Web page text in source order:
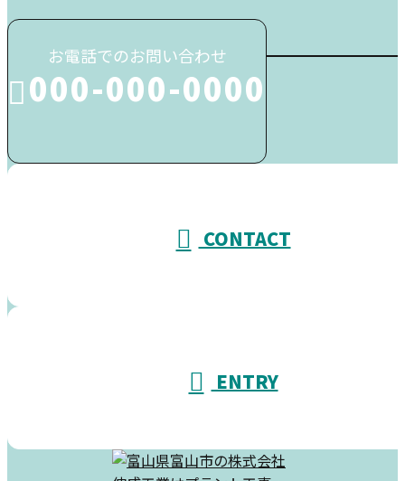
お電話でのお問い合わせ
000-000-0000
CONTACT
ENTRY